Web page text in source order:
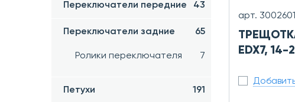
Переключатели передние 43
Переключатели задние 65
Ролики переключателя 7
Петухи 191
арт.
EDX7, 14-